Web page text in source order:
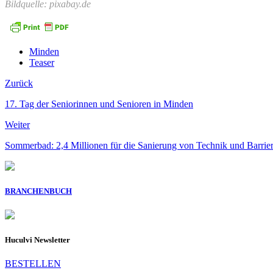
Bildquelle: pixabay.de
Minden
Teaser
Zurück
17. Tag der Seniorinnen und Senioren in Minden
Weiter
Sommerbad: 2,4 Millionen für die Sanierung von Technik und
BRANCHENBUCH
Huculvi Newsletter
BESTELLEN